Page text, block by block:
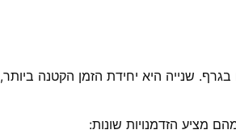
שנייה היא יחידת הזמן הקטנה ביותר,
מציע הזדמנויות שונות: